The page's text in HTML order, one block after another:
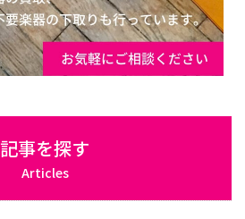
記事を探す
Articles